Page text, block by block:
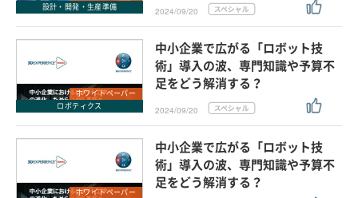
設計・開発・生産準備
2024/09/20
ホワイトペーパー
ロボティクス
中小企業で広がる「ロボット技
術」導入の波、専門知識や予算不
足をどう解消する？
2024/09/20
ホワイトペーパー
中小企業で広がる「ロボット技
術」導入の波、専門知識や予算不
足をどう解消する？